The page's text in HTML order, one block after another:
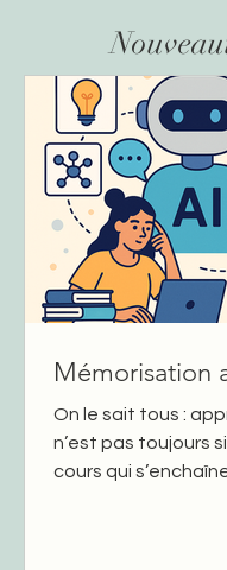
Mémorisation
On le sait tous :
n’est pas toujours simple.
cours qui